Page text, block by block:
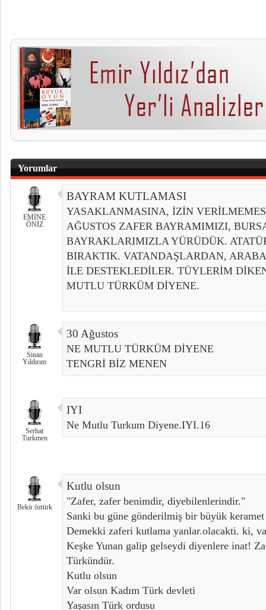
Yorumlar
EMİNE
ÖNİZ
BAYRAM KUTLAMASI
YASAKLANMASINA, İZİN
AĞUSTOS ZAFER BAYRAMIMIZI,
BAYRAKLARIMIZLA YÜRÜDÜK.
BIRAKTIK. VATANDAŞLARDAN,
İLE DESTEKLEDİLER. TÜYLERİM
MUTLU TÜRKÜM DİYENE.
Sinan
Yıldırım
30 Ağustos
NE MUTLU TÜRKÜM DİYENE
TENGRİ BİZ MENEN
Serhat
Turkmen
IYI
Ne Mutlu Turkum Diyene.IYI.16
Bekir öztürk
Kutlu olsun
"Zafer, zafer benimdir, diyebilenlerindir."
Sanki bu güne gönderilmiş bir büyük keramet
Demekki zaferi kutlama yanlar.olacakti. ki,
Keşke Yunan galip gelseydi diyenlere inat!
Türkündür.
Kutlu olsun
Var olsun Kadım Türk devleti
Yaşasın Türk ordusu